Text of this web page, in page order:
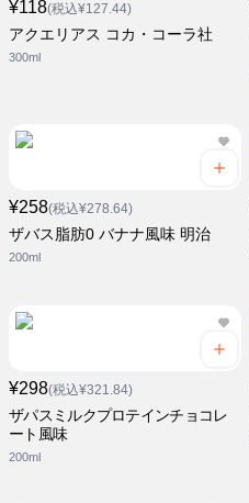
¥118(税込¥127.44)
アクエリアス コカ・コーラ社
300ml
¥258(税込¥278.64)
ザバス脂肪0 バナナ風味 明治
200ml
¥298(税込¥321.84)
ザパスミルクプロテインチョコレ
ート風味
200ml